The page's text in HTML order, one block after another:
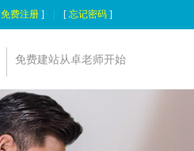
免费注册 ] [ 忘记密码 ]
免费建站从卓老师开始